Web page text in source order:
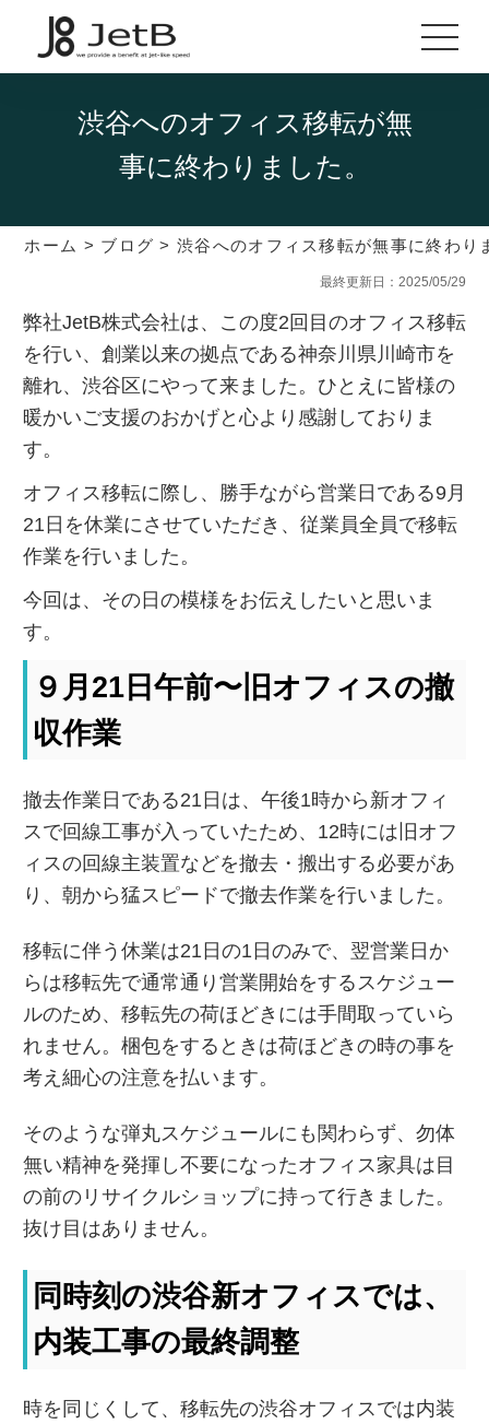
渋谷へのオフィス移転が無
事に終わりました。
ホーム > ブログ >渋谷へのオフィス移転が無事に終わり
最終更新日：2025/05/29
弊社JetB株式会社は、この度2回目のオフィス移転
を行い、創業以来の拠点である神奈川県川崎市を
離れ、渋谷区にやって来ました。ひとえに皆様の
暖かいご支援のおかげと心より感謝しておりま
す。
オフィス移転に際し、勝手ながら営業日である9月
21日を休業にさせていただき、従業員全員で移転
作業を行いました。
今回は、その日の模様をお伝えしたいと思いま
す。
９月21日午前〜旧オフィスの撤
収作業
撤去作業日である21日は、午後1時から新オフィ
スで回線工事が入っていたため、12時には旧オフ
ィスの回線主装置などを撤去・搬出する必要があ
り、朝から猛スピードで撤去作業を行いました。
移転に伴う休業は21日の1日のみで、翌営業日か
らは移転先で通常通り営業開始をするスケジュー
ルのため、移転先の荷ほどきには手間取っていら
れません。梱包をするときは荷ほどきの時の事を
考え細心の注意を払います。
そのような弾丸スケジュールにも関わらず、勿体
無い精神を発揮し不要になったオフィス家具は目
の前のリサイクルショップに持って行きました。
抜け目はありません。
同時刻の渋谷新オフィスでは、
内装工事の最終調整
時を同じくして、移転先の渋谷オフィスでは内装